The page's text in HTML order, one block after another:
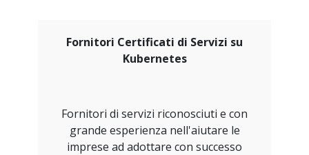
Fornitori Certificati di Servizi su
Kubernetes
Fornitori di servizi riconosciuti e con
grande esperienza nell'aiutare le
imprese ad adottare con successo